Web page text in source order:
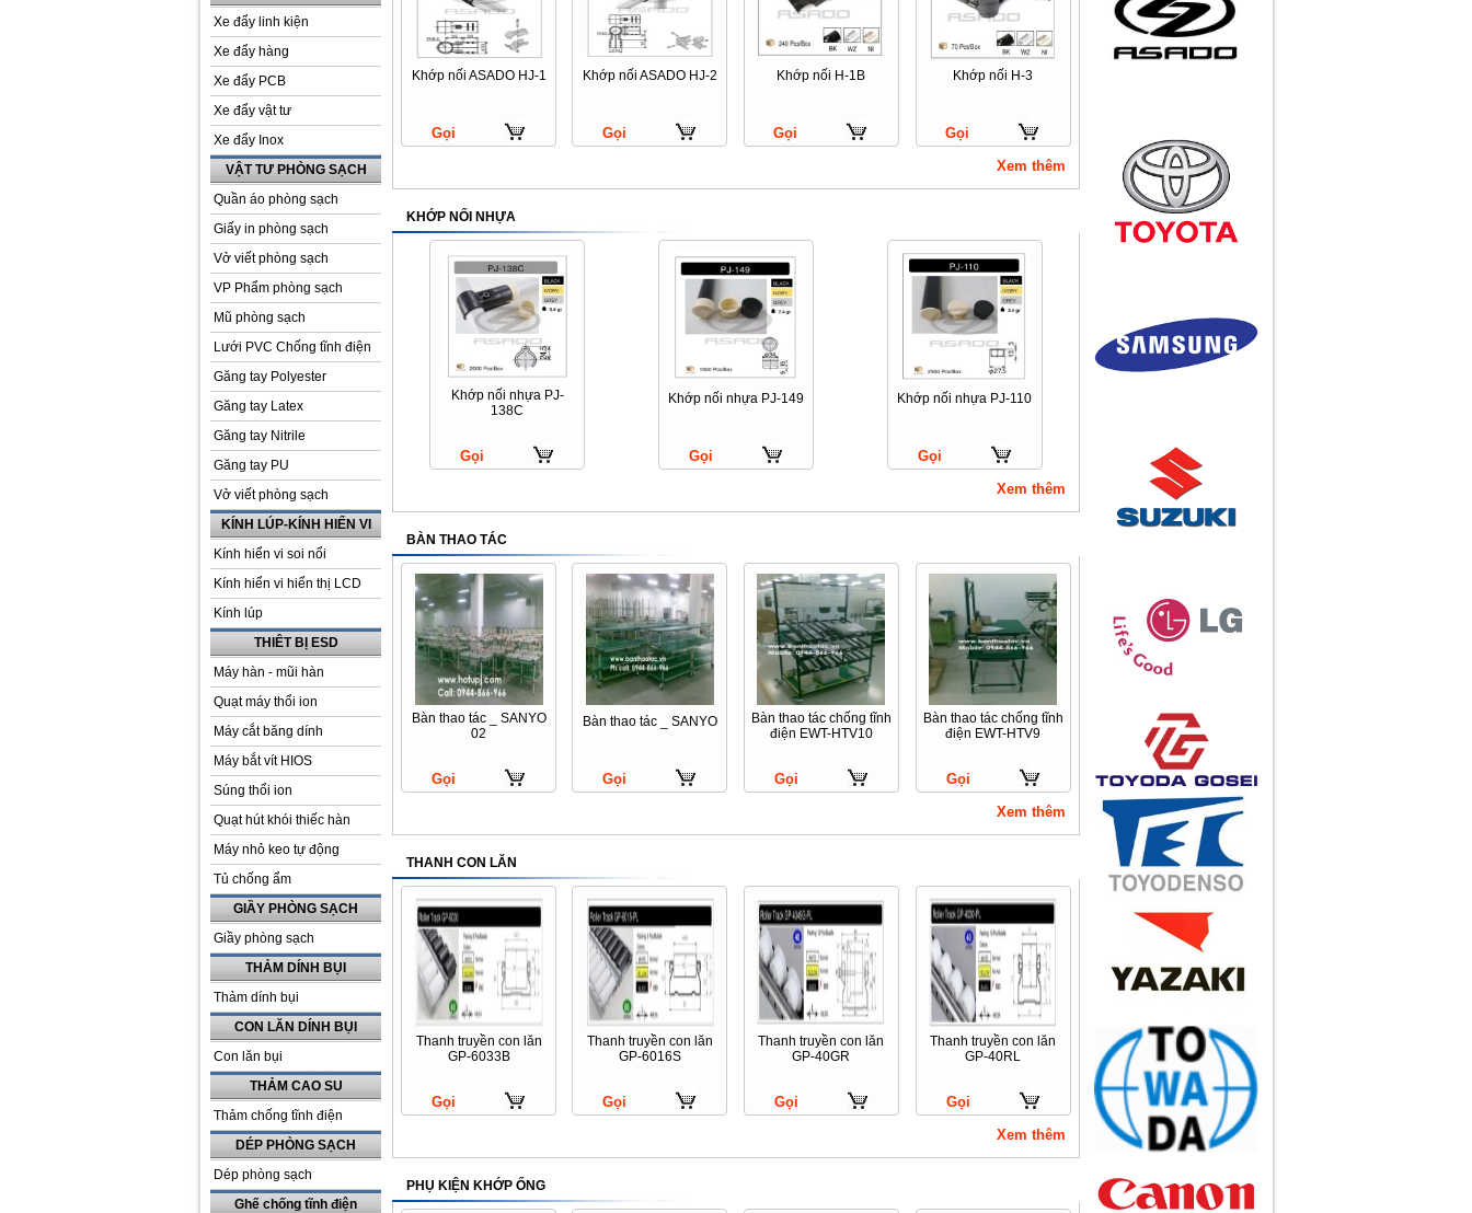
Xe đẩy linh kiện
Xe đẩy hàng
Xe đẩy PCB
Xe đẩy vật tư
Xe đẩy Inox
VẬT TƯ PHÒNG SẠCH
Quần áo phòng sạch
Giấy in phòng sạch
Vở viết phòng sạch
VP Phẩm phòng sạch
Mũ phòng sạch
Lưới PVC Chống tĩnh điện
Găng tay Polyester
Găng tay Latex
Găng tay Nitrile
Găng tay PU
Vở viết phòng sạch
KÍNH LÚP-KÍNH HIỂN VI
Kính hiển vi soi nổi
Kính hiển vi hiển thị LCD
Kính lúp
THIÊT BỊ ESD
Máy hàn - mũi hàn
Quạt máy thổi ion
Máy cắt băng dính
Máy bắt vít HIOS
Súng thổi ion
Quạt hút khói thiếc hàn
Máy nhỏ keo tự động
Tủ chống ẩm
GIẦY PHÒNG SẠCH
Giầy phòng sạch
THẢM DÍNH BỤI
Thảm dính bụi
CON LĂN DÍNH BỤI
Con lăn bụi
THẢM CAO SU
Thảm chống tĩnh điện
DÉP PHÒNG SẠCH
Dép phòng sạch
Ghế chống tĩnh điện
Khớp nối ASADO HJ-1
Gọi
Khớp nối ASADO HJ-2
Gọi
Khớp nối H-1B
Gọi
Khớp nối H-3
Gọi
Xem thêm
KHỚP NỐI NHỰA
Khớp nối nhựa PJ-
138C
Gọi
Khớp nối nhựa PJ-149
Gọi
Khớp nối nhựa PJ-110
Gọi
Xem thêm
BÀN THAO TÁC
Bàn thao tác _ SANYO
02
Gọi
Bàn thao tác _ SANYO
Gọi
Bàn thao tác chống tĩnh
điện EWT-HTV10
Gọi
Bàn thao tác chống tĩnh
điện EWT-HTV9
Gọi
Xem thêm
THANH CON LĂN
Thanh truyền con lăn
GP-6033B
Gọi
Thanh truyền con lăn
GP-6016S
Gọi
Thanh truyền con lăn
GP-40GR
Gọi
Thanh truyền con lăn
GP-40RL
Gọi
Xem thêm
PHỤ KIỆN KHỚP ỐNG
dáng với Nokia N9 và
iPhone 4
Quần áo phòng sạch -
Công ty TNHH Hotu Việt
qua đời ở tuổi 56
Bàn thao tác, giá kệ, xe
đẩy, vật tư, khu công
nghiệp, băng tải....
Ống chống tĩnh điện
Call
Ống INOX
Khớp nối H-1
Call
Khớp nối H-1B
Call
Khớp nối ASADO HJ-1
Call
Khớp nối ASADO HJ-2
Xe đẩy ESKD-118-4F
Call
Xe đẩy inox ESDK-116-
3SSB